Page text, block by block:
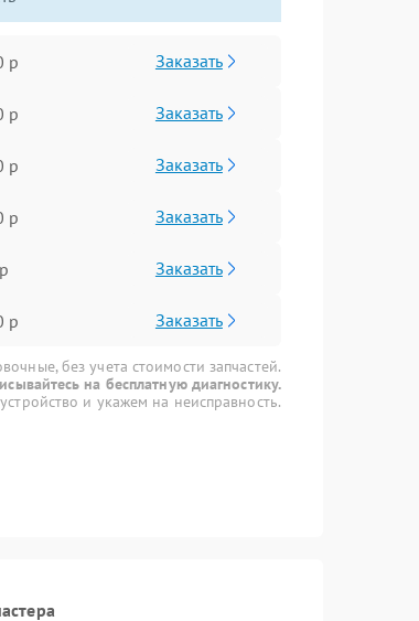
р Заказать
р Заказать
р Заказать
р Заказать
Заказать
р Заказать
без учета стоимости запчастей.
на бесплатную диагностику.
и укажем на неисправность.